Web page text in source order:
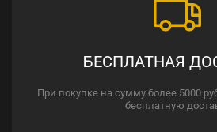
БЕСПЛАТНАЯ
При покупке на сумму более 5000
бесплатную